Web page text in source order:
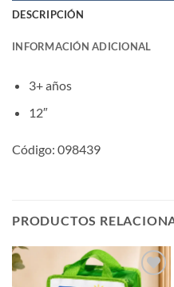
DESCRIPCIÓN
INFORMACIÓN ADICIONAL
3+ años
12″
Código: 098439
PRODUCTOS